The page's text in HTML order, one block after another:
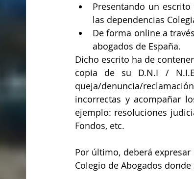
Presentando un
las dependencias
De forma online a
abogados de España.
Dicho escrito ha de
copia de su D.N.I /
queja/denuncia/
incorrectas y acompañar
ejemplo: resoluciones
Fondos, etc.
Por último, deberá
Colegio de Abogados